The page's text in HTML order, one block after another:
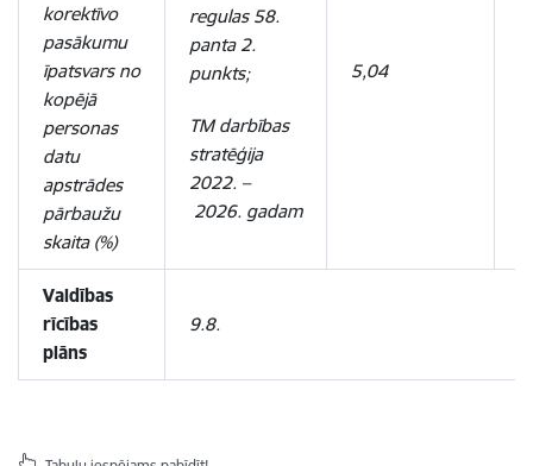
korektīvo
pasākumu
īpatsvars no
kopējā
personas
datu
apstrādes
pārbaužu
skaita (%)
regulas 58.
panta 2.
punkts;
TM darbības
stratēģija
2022. –
2026. gadam
5,04
Valdības
rīcības
plāns
9.8.